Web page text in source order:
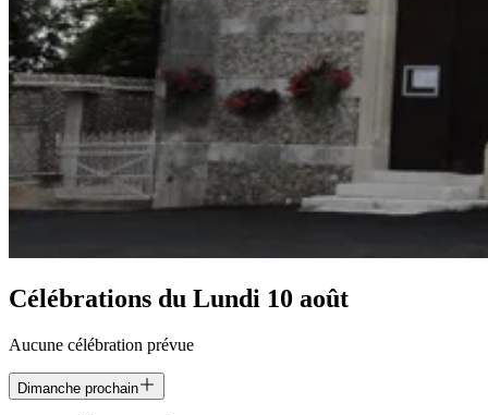
Célébrations du Lundi 10 août
Aucune célébration prévue
Dimanche prochain